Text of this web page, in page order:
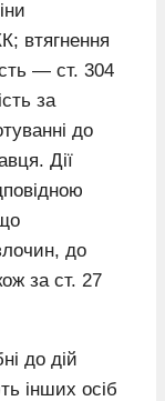
втягнення
— ст. 304
за
до
Дії
до
за ст. 27
до дій
інших осіб